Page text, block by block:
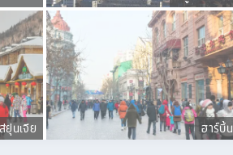
ยุ่นเจีย ฮาร์บิ้น